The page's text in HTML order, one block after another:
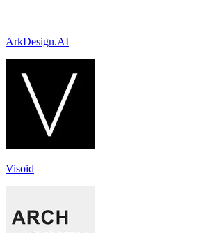
ArkDesign.AI
Visoid